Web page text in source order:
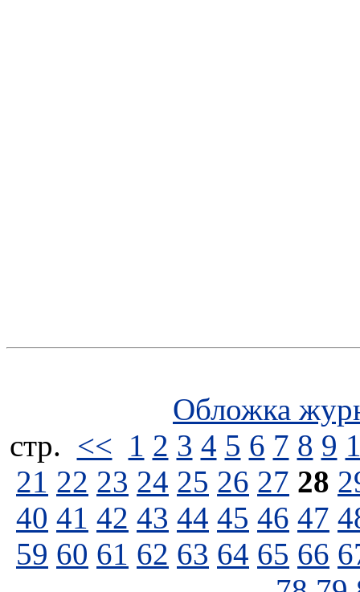
Обложка
стp. << 1 2 3 4 5 6 7 8 9
21 22 23 24 25 26 27 28
40 41 42 43 44 45 46 47
59 60 61 62 63 64 65 66